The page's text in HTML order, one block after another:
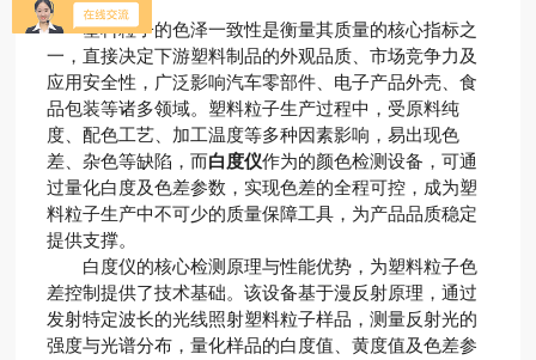
塑料粒子的色泽一致性是衡量其质量的核心指标之
一，直接决定下游塑料制品的外观品质、市场竞争力及
应用安全性，广泛影响汽车零部件、电子产品外壳、食
品包装等诸多领域。塑料粒子生产过程中，受原料纯
度、配色工艺、加工温度等多种因素影响，易出现色
差、杂色等缺陷，而白度仪作为的颜色检测设备，可通
过量化白度及色差参数，实现色差的全程可控，成为塑
料粒子生产中不可少的质量保障工具，为产品品质稳定
提供支撑。
白度仪的核心检测原理与性能优势，为塑料粒子色
差控制提供了技术基础。该设备基于漫反射原理，通过
发射特定波长的光线照射塑料粒子样品，测量反射光的
强度与光谱分布，量化样品的白度值、黄度值及色差参